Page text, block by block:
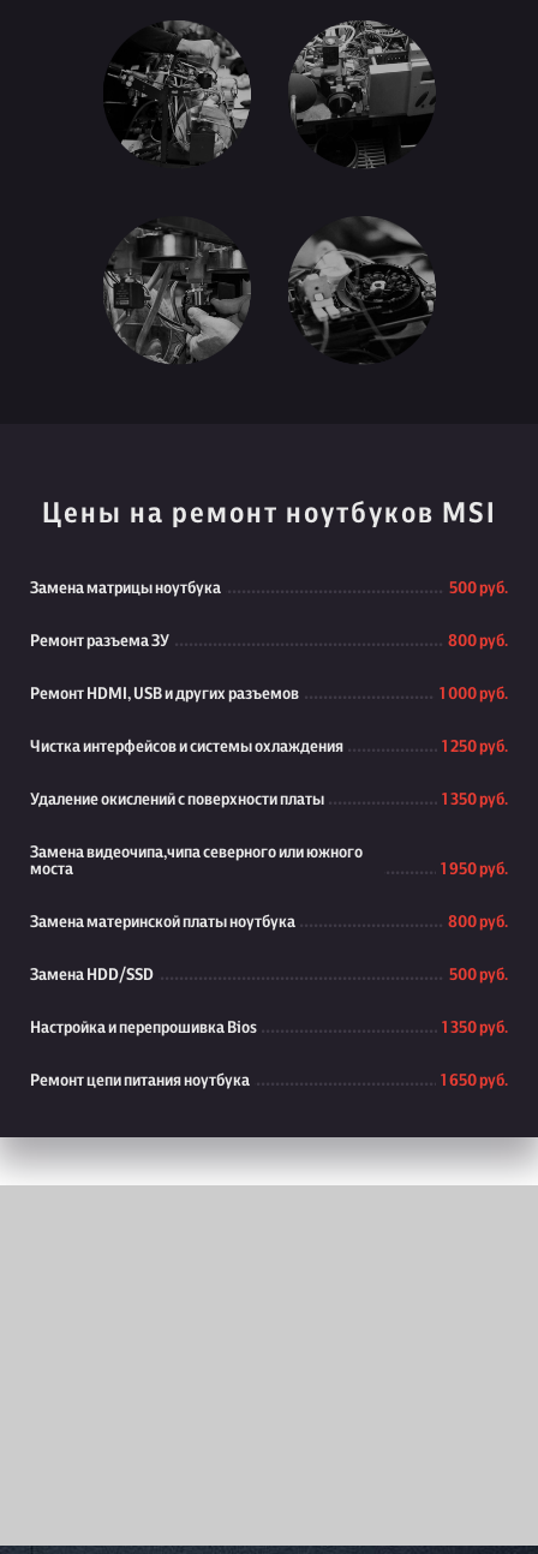
Цены на ремонт ноутбуков MSI
Замена матрицы ноутбука 500 руб.
Ремонт разъема ЗУ 800 руб.
Ремонт HDMI, USB и других разъемов 1 000 руб.
Чистка интерфейсов и системы охлаждения 1 250 руб.
Удаление окислений с поверхности платы 1 350 руб.
Замена видеочипа,чипа северного или южного
моста
1 950 руб.
Замена материнской платы ноутбука 800 руб.
Замена HDD/SSD 500 руб.
Настройка и перепрошивка Bios 1 350 руб.
Ремонт цепи питания ноутбука 1 650 руб.